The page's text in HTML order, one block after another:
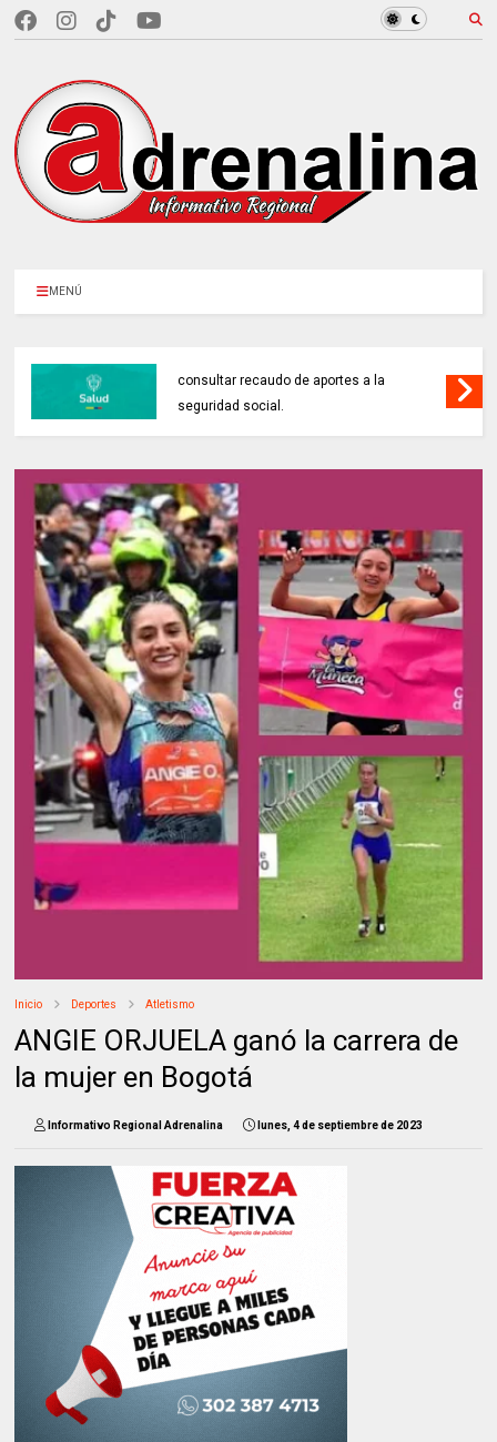
MENÚ
consultar recaudo de aportes a la
seguridad social.
Inicio Deportes Atletismo
ANGIE ORJUELA ganó la carrera de
la mujer en Bogotá
Informativo Regional Adrenalina lunes, 4 de septiembre de 2023